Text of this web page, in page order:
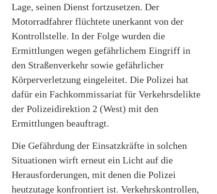
Lage, seinen Dienst fortzusetzen. Der
Motorradfahrer flüchtete unerkannt von der
Kontrollstelle. In der Folge wurden die
Ermittlungen wegen gefährlichem Eingriff in
den Straßenverkehr sowie gefährlicher
Körperverletzung eingeleitet. Die Polizei hat
dafür ein Fachkommissariat für Verkehrsdelikte
der Polizeidirektion 2 (West) mit den
Ermittlungen beauftragt.
Die Gefährdung der Einsatzkräfte in solchen
Situationen wirft erneut ein Licht auf die
Herausforderungen, mit denen die Polizei
heutzutage konfrontiert ist. Verkehrskontrollen,